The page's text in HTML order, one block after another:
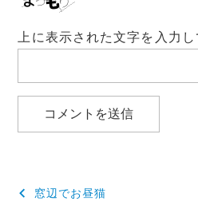
上に表示された文字を入力し
投
窓辺でお昼猫